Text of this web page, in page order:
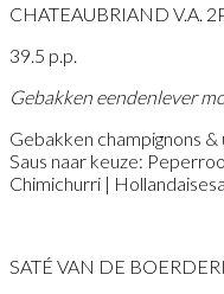
CHATEAUBRIAND V.A.
39.5 p.p.
Gebakken eendenlever
Gebakken champignons
Saus naar keuze:
Chimichurri |
SATÉ VAN DE